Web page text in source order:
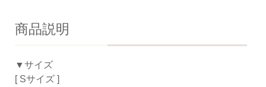
商品説明
▼サイズ
[ Sサイズ ]